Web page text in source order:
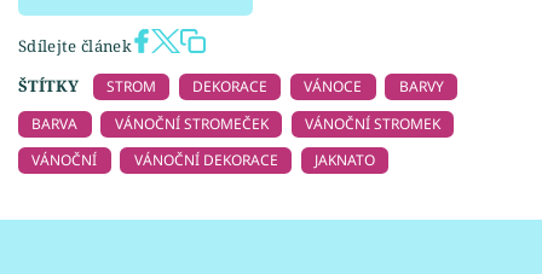
Sdílejte článek
ŠTÍTKY
STROM DEKORACE VÁNOCE
BARVY
BARVA
VÁNOČNÍ STROMEČEK
VÁNOČNÍ STROMEK
VÁNOČNÍ
VÁNOČNÍ DEKORACE JAKNATO